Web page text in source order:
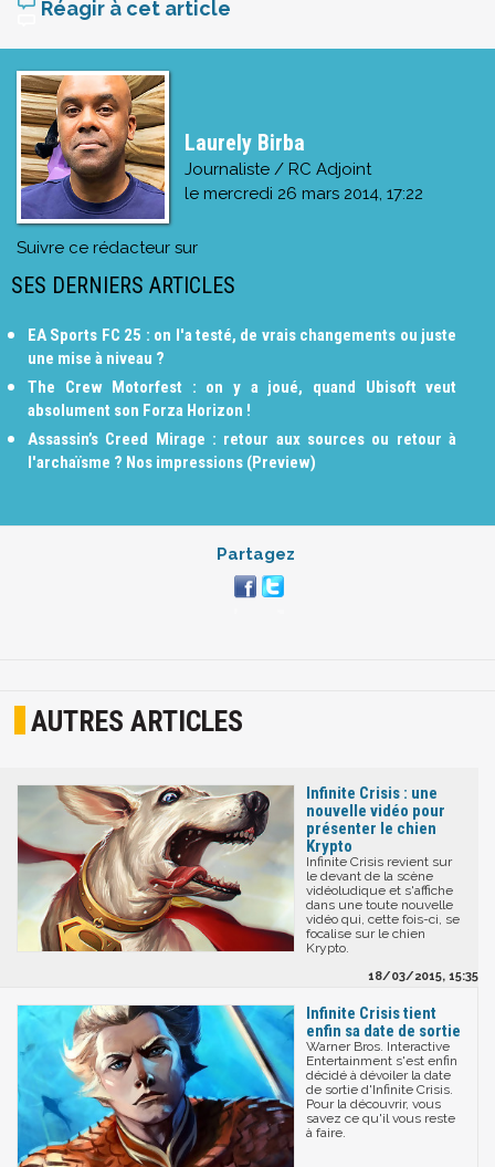
Réagir à cet article
Laurely Birba
Journaliste / RC Adjoint
le mercredi 26 mars 2014, 17:22
Suivre ce rédacteur sur
SES DERNIERS ARTICLES
EA Sports FC 25 : on l'a testé, de vrais changements ou juste
une mise à niveau ?
The Crew Motorfest : on y a joué, quand Ubisoft veut
absolument son Forza Horizon !
Assassin’s Creed Mirage : retour aux sources ou retour à
l'archaïsme ? Nos impressions (Preview)
Partagez
AUTRES ARTICLES
Infinite Crisis : une
nouvelle vidéo pour
présenter le chien
Krypto
Infinite Crisis revient sur
le devant de la scène
vidéoludique et s'affiche
dans une toute nouvelle
vidéo qui, cette fois-ci, se
focalise sur le chien
Krypto.
18/03/2015, 15:35
Infinite Crisis tient
enfin sa date de sortie
Warner Bros. Interactive
Entertainment s'est enfin
décidé à dévoiler la date
de sortie d'Infinite Crisis.
Pour la découvrir, vous
savez ce qu'il vous reste
à faire.